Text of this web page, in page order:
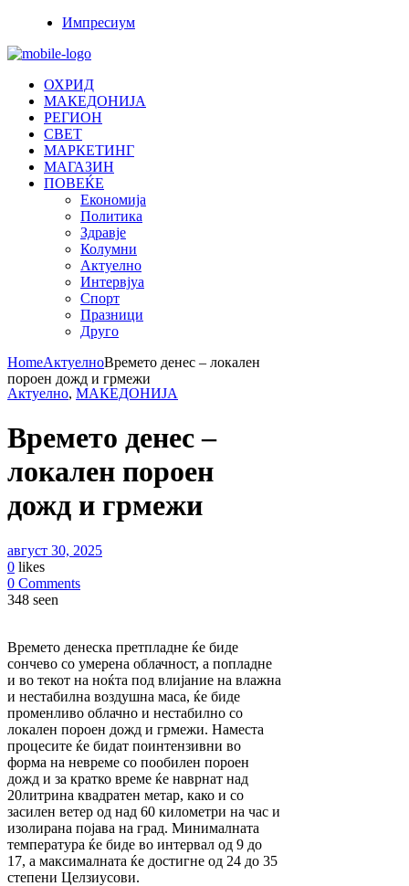
Импресиум
ОХРИД
МАКЕДОНИЈА
РЕГИОН
СВЕТ
МАРКЕТИНГ
МАГАЗИН
ПОВЕЌЕ
Економија
Политика
Здравје
Колумни
Актуелно
Интервјуа
Спорт
Празници
Друго
HomeАктуелноВремето денес – локален
пороен дожд и грмежи
Актуелно, МАКЕДОНИЈА
Времето денес –
локален пороен
дожд и грмежи
август 30, 2025
0 likes
0 Comments
348 seen
Времето денеска претпладне ќе биде
сончево со умерена облачност, а попладне
и во текот на ноќта под влијание на влажна
и нестабилна воздушна маса, ќе биде
променливо облачно и нестабилно со
локален пороен дожд и грмежи. Наместа
процесите ќе бидат поинтензивни во
форма на невреме со пообилен пороен
дожд и за кратко време ќе наврнат над
20литрина квадратен метар, како и со
засилен ветер од над 60 километри на час и
изолирана појава на град. Минималната
температура ќе биде во интервал од 9 до
17, а максималната ќе достигне од 24 до 35
степени Целзиусови.